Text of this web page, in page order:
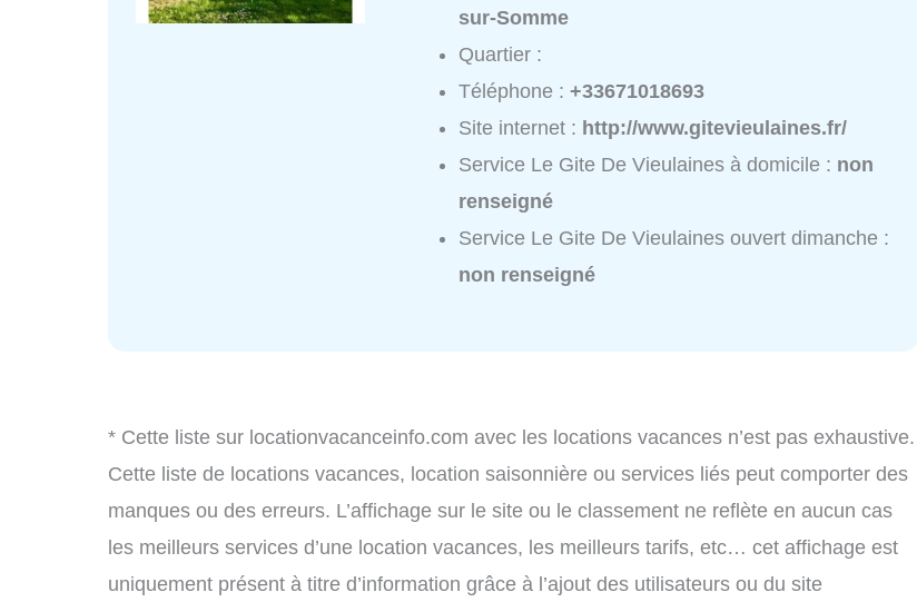
sur-Somme
Quartier :
Téléphone :+33671018693
Site internet : http://www.gitevieulaines.fr/
Service Le Gite De Vieulaines à domicile : non
renseigné
Service Le Gite De Vieulaines ouvert dimanche :
non renseigné
* Cette liste sur locationvacanceinfo.com avec les locations vacances n’est pas exhaustive.
Cette liste de locations vacances, location saisonnière ou services liés peut comporter des
manques ou des erreurs. L’affichage sur le site ou le classement ne reflète en aucun cas
les meilleurs services d’une location vacances, les meilleurs tarifs, etc… cet affichage est
uniquement présent à titre d’information grâce à l’ajout des utilisateurs ou du site